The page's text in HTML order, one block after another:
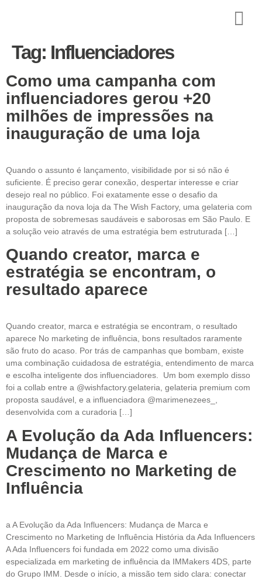
Tag: Influenciadores
Como uma campanha com
influenciadores gerou +20
milhões de impressões na
inauguração de uma loja
Quando o assunto é lançamento, visibilidade por si só não é
suficiente. É preciso gerar conexão, despertar interesse e criar
desejo real no público. Foi exatamente esse o desafio da
inauguração da nova loja da The Wish Factory, uma gelateria com
proposta de sobremesas saudáveis e saborosas em São Paulo. E
a solução veio através de uma estratégia bem estruturada […]
Quando creator, marca e
estratégia se encontram, o
resultado aparece
Quando creator, marca e estratégia se encontram, o resultado
aparece No marketing de influência, bons resultados raramente
são fruto do acaso. Por trás de campanhas que bombam, existe
uma combinação cuidadosa de estratégia, entendimento de marca
e escolha inteligente dos influenciadores. Um bom exemplo disso
foi a collab entre a @wishfactory.gelateria, gelateria premium com
proposta saudável, e a influenciadora @marimenezees_,
desenvolvida com a curadoria […]
A Evolução da Ada Influencers:
Mudança de Marca e
Crescimento no Marketing de
Influência
a A Evolução da Ada Influencers: Mudança de Marca e
Crescimento no Marketing de Influência História da Ada Influencers
A Ada Influencers foi fundada em 2022 como uma divisão
especializada em marketing de influência da IMMakers 4DS, parte
do Grupo IMM. Desde o início, a missão tem sido clara: conectar